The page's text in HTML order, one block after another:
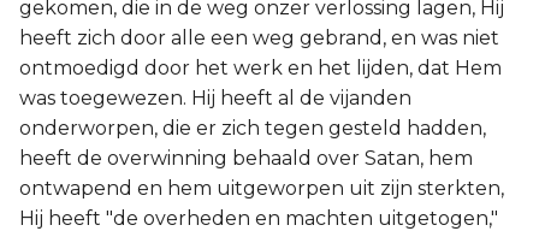
gekomen, die in de weg onzer verlossing lagen, Hij
heeft zich door alle een weg gebrand, en was niet
ontmoedigd door het werk en het lijden, dat Hem
was toegewezen. Hij heeft al de vijanden
onderworpen, die er zich tegen gesteld hadden,
heeft de overwinning behaald over Satan, hem
ontwapend en hem uitgeworpen uit zijn sterkten,
Hij heeft "de overheden en machten uitgetogen,"